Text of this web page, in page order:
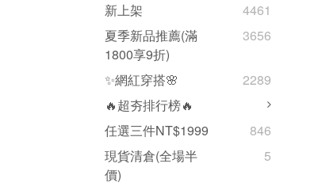
新上架
4461
夏季新品推薦(滿
1800享9折)
3656
✨網紅穿搭🌸
2289
🔥超夯排行榜🔥
任選三件NT$1999
846
現貨清倉(全場半
價)
5